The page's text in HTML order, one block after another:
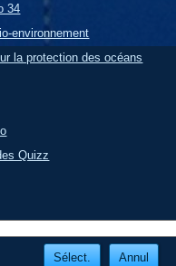
34
environnement
la protection des océans
Quizz